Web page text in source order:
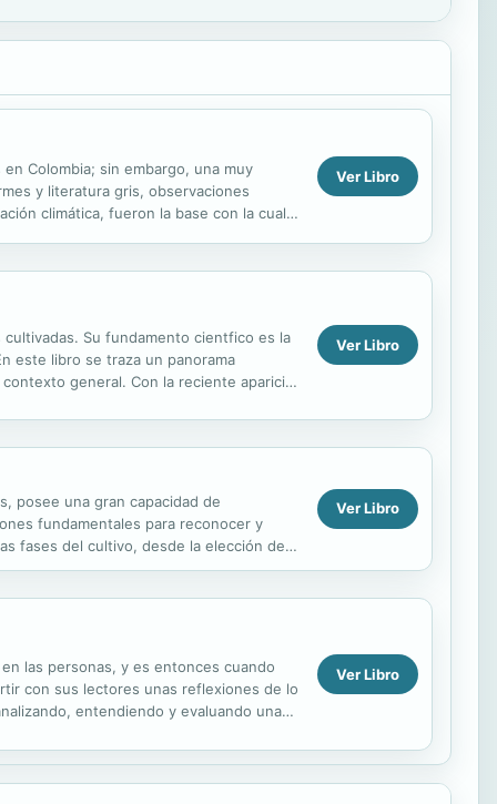
Colombia; sin embargo, una muy
y literatura gris, observaciones
climática, fueron la base con la cual
Ver Libro
Su fundamento cientfico es la
este libro se traza un panorama
general. Con la reciente aparicin
Ver Libro
posee una gran capacidad de
fundamentales para reconocer y
fases del cultivo, desde la elección del
de ...
Ver Libro
las personas, y es entonces cuando
con sus lectores unas reflexiones de lo
entendiendo y evaluando una
Ver Libro